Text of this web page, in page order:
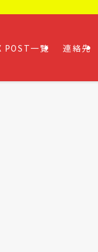
POST一覧 連絡先